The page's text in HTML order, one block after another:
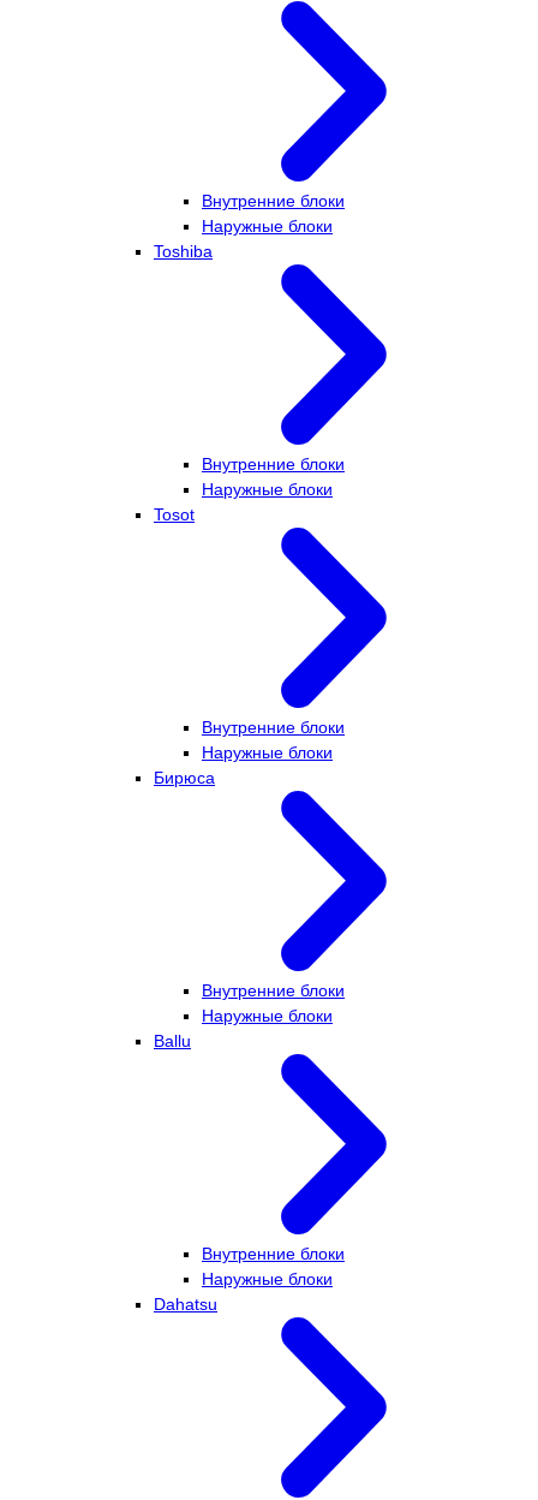
Внутренние блоки
Наружные блоки
Toshiba
Внутренние блоки
Наружные блоки
Tosot
Внутренние блоки
Наружные блоки
Бирюса
Внутренние блоки
Наружные блоки
Ballu
Внутренние блоки
Наружные блоки
Dahatsu